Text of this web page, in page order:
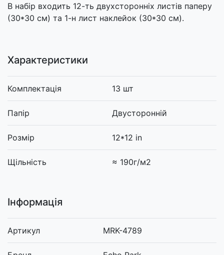
В набір входить 12-ть двухсторонніх листів паперу
(30*30 см) та 1-н лист наклейок (30*30 см).
Характеристики
Комплектація 13 шт
Папір Двусторонній
Розмір 12*12 in
Щільність ≈ 190г/м2
Інформація
Артикул MRK-4789